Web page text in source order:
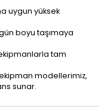
uygun yüksek
boyu taşımaya
tam
modellerimiz,
sunar.